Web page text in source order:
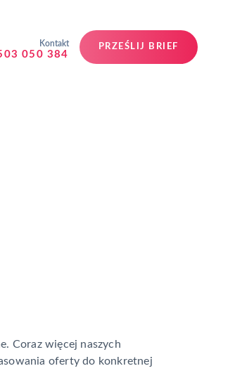
Kontakt
050 384
PRZEŚLIJ BRIEF
Coraz więcej naszych
oferty do konkretnej